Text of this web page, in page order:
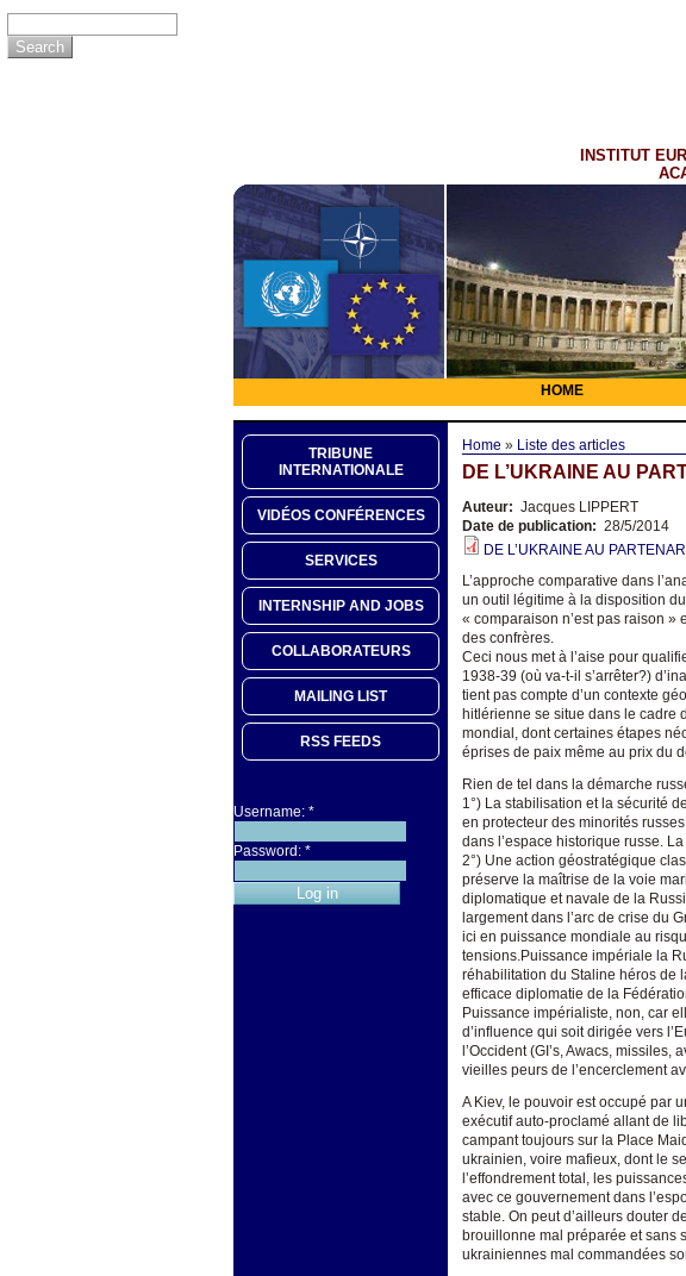
INSTITUT
HOME
TRIBUNE
INTERNATIONALE
VIDÉOS CONFÉRENCES
SERVICES
INTERNSHIP AND JOBS
COLLABORATEURS
MAILING LIST
RSS FEEDS
Username: *
Password: *
Home » Liste des articles
DE L’UKRAINE AU
Auteur: Jacques LIPPERT
Date de publication: 28/5/2014
DE L’UKRAINE AU
L’approche comparative dans
un outil légitime à la disposition
« comparaison n’est pas raison »
des confrères.
Ceci nous met à l’aise pour
1938-39 (où va-t-il s’arrêter?)
tient pas compte d’un contexte
hitlérienne se situe dans le cadre
mondial, dont certaines étapes
éprises de paix même au prix du
Rien de tel dans la démarche
1°) La stabilisation et la sécurité
en protecteur des minorités
dans l’espace historique russe.
2°) Une action géostratégique
préserve la maîtrise de la voie
diplomatique et navale de la
largement dans l’arc de crise du
ici en puissance mondiale au
tensions.Puissance impériale la
réhabilitation du Staline héros de
efficace diplomatie de la
Puissance impérialiste, non, car
d’influence qui soit dirigée vers
l’Occident (GI’s, Awacs,
vieilles peurs de l’encerclement
A Kiev, le pouvoir est occupé par
exécutif auto-proclamé allant de
campant toujours sur la Place
ukrainien, voire mafieux, dont le
l’effondrement total, les
avec ce gouvernement dans
stable. On peut d’ailleurs douter
brouillonne mal préparée et sans
ukrainiennes mal commandées